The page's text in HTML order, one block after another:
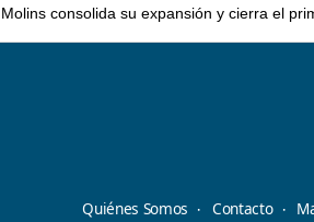
Molins consolida su expansión y cierra el
Quiénes Somos Contacto